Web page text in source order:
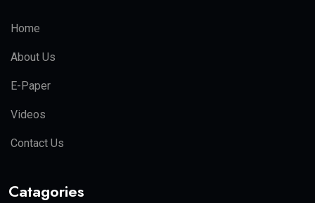
Home
About Us
E-Paper
Videos
Contact Us
Catagories